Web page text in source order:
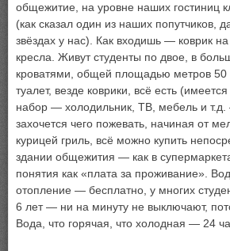
общежитие, на уровне наших гостиниц
(как сказал один из наших попутчиков,
звёздах у нас). Как входишь — коврик
кресла. Живут студенты по двое, в
кроватями, общей площадью метров 50
туалет, везде коврики, всё есть
набор — холодильник, ТВ, мебель и
захочется чего пожевать, начиная от
курицей гриль, всё можно купить
здании общежития — как в
понятия как «плата за проживание».
отопление — бесплатно, у многих
6 лет — ни на минуту не выключают,
Вода, что горячая, что холодная — 24